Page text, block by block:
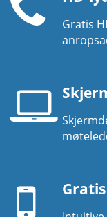
Telefonrør
Gratis
Laptop-
enhet